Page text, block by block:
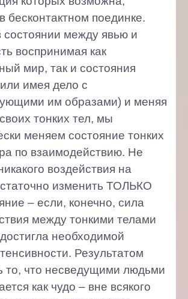
бесконтактном поединке.
состоянии между явью и
воспринимая как
мир, так и состояния
имея дело с
им образами) и меняя
тонких тел, мы
меняем состояние тонких
по взаимодействию. Не
воздействия на
изменить ТОЛЬКО
– если, конечно, сила
между тонкими телами
необходимой
Результатом
то, что несведущими людьми
как чудо – вне всякого